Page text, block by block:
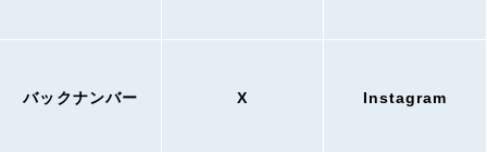
バックナンバー X Instagram